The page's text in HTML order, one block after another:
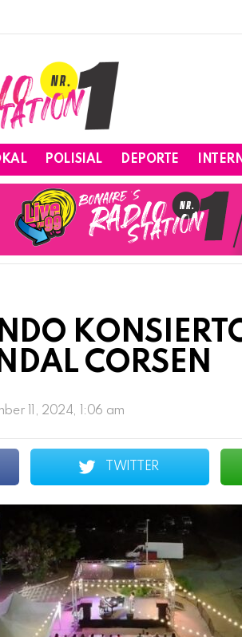
POLISIAL DEPORTE
CORSEN
11, 2024, 1:06 am
TWITTER